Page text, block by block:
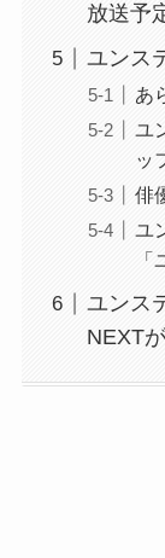
放送予
ユンス
あ
ユ
ッ
俳
ユ
ユンス
NEXT